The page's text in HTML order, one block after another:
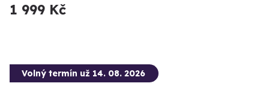
1 999 Kč
Volný termín už 14. 08. 2026